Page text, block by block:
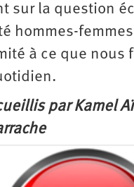
sur la question
hommes-
à ce que nous
parKamel